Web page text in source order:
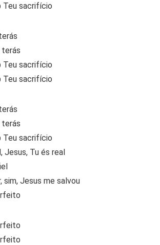
Teu sacrifício
terás
Teu sacrifício
Teu sacrifício
terás
Teu sacrifício
Jesus, Tu és real
sim, Jesus me salvou